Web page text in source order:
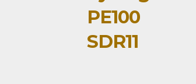
PE100
SDR11